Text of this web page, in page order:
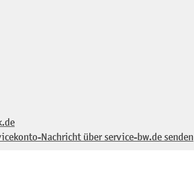
Nachricht über service-bw.de senden